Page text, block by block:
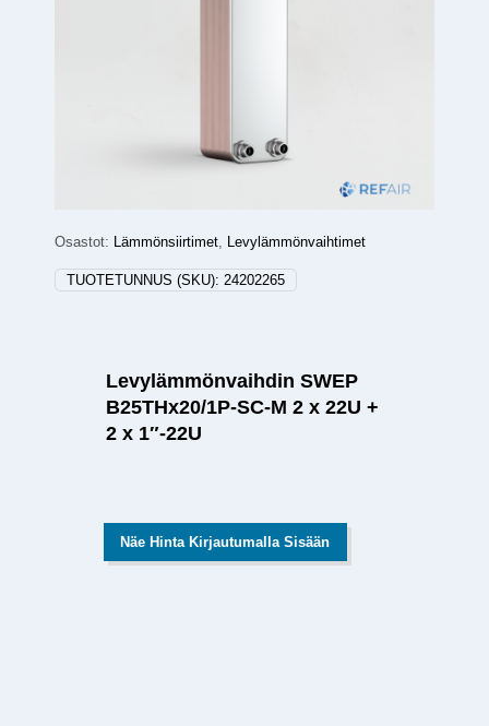
Osastot: Lämmönsiirtimet, Levylämmönvaihtimet
TUOTETUNNUS (SKU): 24202265
Levylämmönvaihdin SWEP
B25THx20/1P-SC-M 2 x 22U +
2 x 1″-22U
Näe Hinta Kirjautumalla Sisään